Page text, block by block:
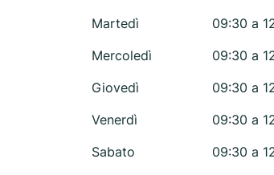
Martedì
09:30 a
Mercoledì
09:30 a
Giovedì
09:30 a
Venerdì
09:30 a
Sabato
09:30 a